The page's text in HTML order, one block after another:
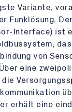
Variante,
Funklösung.
Interface) ist
von
eine
erhält eine